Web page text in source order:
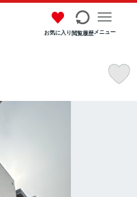
お気に入り閲覧履歴メニュー